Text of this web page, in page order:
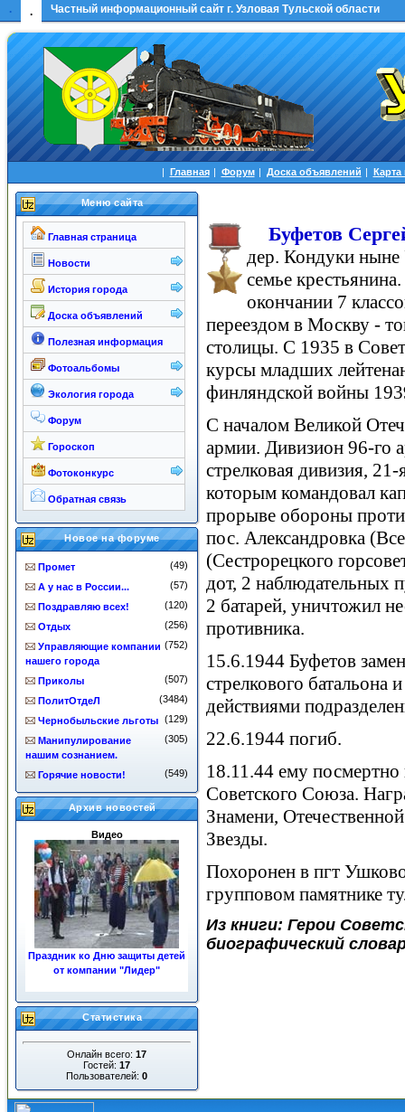
. . Частный информационный сайт г. Узловая Тульской области
| Главная | Форум | Доска объявлений | Карта
Меню сайта
Главная страница
Новости
История города
Доска объявлений
Полезная информация
Фотоальбомы
Экология города
Форум
Гороскоп
Фотоконкурс
Обратная связь
Новое на форуме
Промет
(49)
А у нас в России...
(57)
Поздравляю всех!
(120)
Отдых
(256)
Управляющие компании
нашего города
(752)
Приколы
(507)
ПолитОтдеЛ
(3484)
Чернобыльские льготы (129)
Манипулирование
нашим сознанием.
(305)
Горячие новости! (549)
Архив новостей
Видео
Праздник ко Дню защиты детей
от компании "Лидер"
Статистика
Онлайн всего: 17
Гостей: 17
Пользователей: 0
Буфетов
дер. Кондуки ныне
семье
окончании 7
переездом в Москву -
столицы. С 1935 в
курсы младших
финляндской войны
С началом Великой
армии. Дивизион 96-го
стрелковая дивизия,
которым командовал
прорыве обороны
пос. Александровка
(Сестрорецкого
дот, 2 наблюдательных
2 батарей, уничтожил
противника.
15.6.1944 Буфетов
стрелкового
действиями
22.6.1944 погиб.
18.11.44 ему посмертно
Советского Союза.
Знамени,
Звезды.
Похоронен в пгт
групповом памятнике
Из книги: Герои
биографический